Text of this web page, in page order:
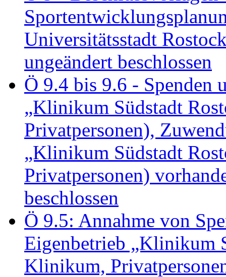
Universitätsstadt
ungeändert beschlossen
Ö 9.4 bis 9.6 -
„Klinikum Südstadt
Privatpersonen),
„Klinikum Südstadt
Privatpersonen)
beschlossen
Ö 9.5: Annahme von
Eigenbetrieb „Klinikum
Klinikum,